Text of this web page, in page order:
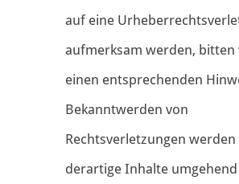
auf eine
aufmerksam werden, bitten
einen entsprechenden
Bekanntwerden von
Rechtsverletzungen
derartige Inhalte umgehend